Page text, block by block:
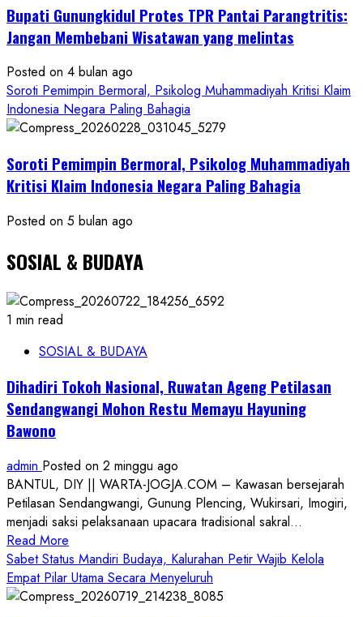
Resmi
Bupati Gunungkidul Protes TPR Pantai Parangtritis:
Jangan Membebani Wisatawan yang melintas
Posted on 4 bulan ago
Soroti Pemimpin Bermoral, Psikolog Muhammadiyah Kritisi Klaim
Indonesia Negara Paling Bahagia
Soroti Pemimpin Bermoral, Psikolog Muhammadiyah
Kritisi Klaim Indonesia Negara Paling Bahagia
Posted on 5 bulan ago
SOSIAL & BUDAYA
1 min read
SOSIAL & BUDAYA
Dihadiri Tokoh Nasional, Ruwatan Ageng Petilasan
Sendangwangi Mohon Restu Memayu Hayuning
Bawono
admin Posted on 2 minggu ago
BANTUL, DIY || WARTA-JOGJA.COM – Kawasan bersejarah
Petilasan Sendangwangi, Gunung Plencing, Wukirsari, Imogiri,
menjadi saksi pelaksanaan upacara tradisional sakral...
Read More
more
about
Dihadiri
Sabet Status Mandiri Budaya, Kalurahan Petir Wajib Kelola
Empat Pilar Utama Secara Menyeluruh